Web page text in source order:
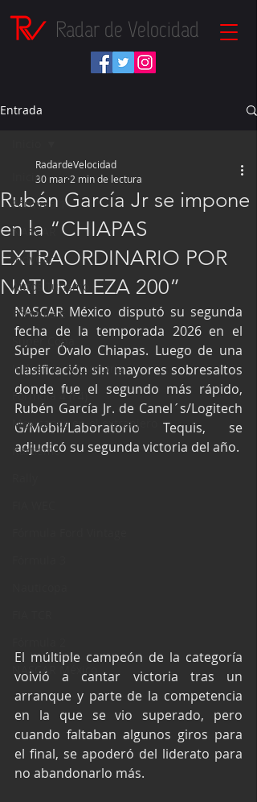
Radar de Velocidad
Entrada
Inicio
Fórmula 1
NASCAR
IndyCar
Autos Turismo
Fórmula E
Súper Copa
Industria Automotriz
Fórmula 4 (F4)
Mexicanos en el extranjero
Kartismo
NASCAR México
Rubén García Jr se impone
en la “CHIAPAS
EXTRAORDINARIO POR
NATURALEZA 200”
RadardeVelocidad
30 mar 2 min de lectura
NASCAR México disputó su segunda
fecha de la temporada 2026 en el
Súper Óvalo Chiapas. Luego de una
clasificación sin mayores sobresaltos
donde fue el segundo más rápido,
Rubén García Jr. de Canel´s/Logitech
G/Mobil/Laboratorio Tequis, se
adjudicó su segunda victoria del año.
El múltiple campeón de la categoría
volvió a cantar victoria tras un
arranque y parte de la competencia
en la que se vio superado, pero
cuando faltaban algunos giros para
el final, se apoderó del liderato para
no abandonarlo más.